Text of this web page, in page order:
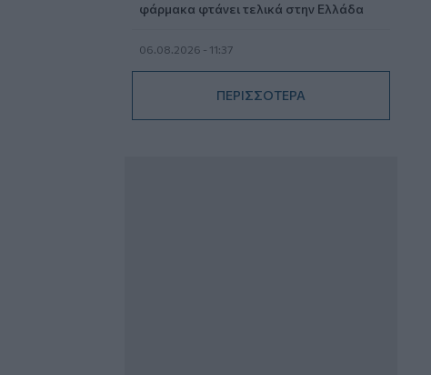
φάρμακα φτάνει τελικά στην Ελλάδα
06.08.2026 - 11:37
Μείωση ασφαλιστικών εισφορών
έμποροι από την Κυβέρνηση
ΠΕΡΙΣΣΟΤΕΡΑ